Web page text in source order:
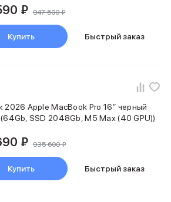
Стайлеры
Выпрямители
Фены
часы и фитнес-браслеты
бренды
Dyson
Ray-Ban
гарантия
ПВЗ
₽ 947 500 ₽
Купить Быстрый заказ
2026 Apple MacBook Pro 16″ черный
SSD 2048Gb, M5 Max (40 GPU))
₽ 935 600 ₽
Купить Быстрый заказ